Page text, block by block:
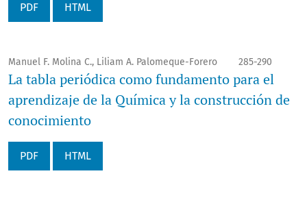
PDF HTML
Manuel F. Molina C., Liliam A. Palomeque-Forero 285-290
La tabla periódica como fundamento para el
aprendizaje de la Química y la construcción de
conocimiento
PDF HTML